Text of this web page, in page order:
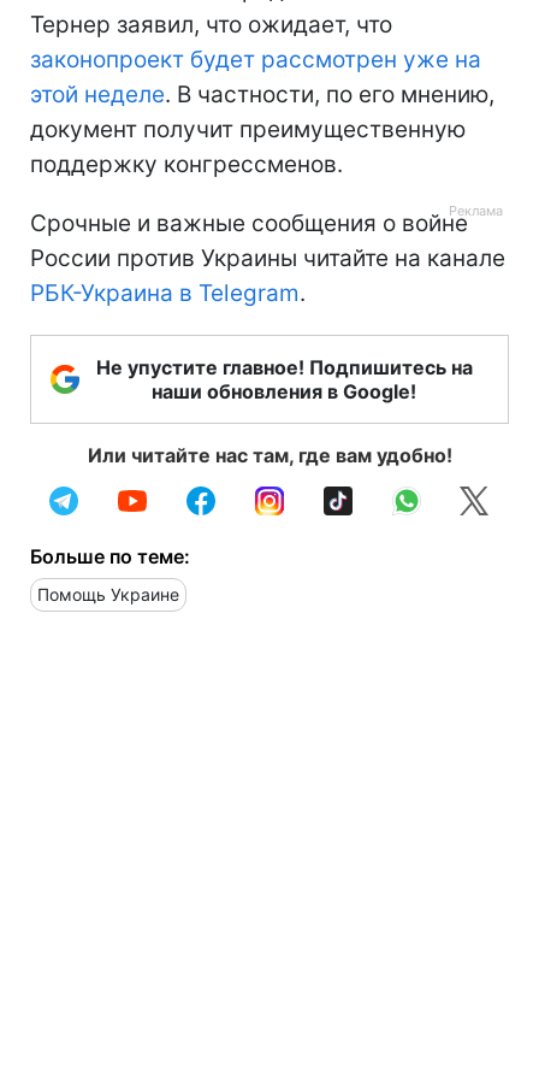
Тернер заявил, что ожидает, что
законопроект будет рассмотрен уже на
этой неделе. В частности, по его мнению,
документ получит преимущественную
поддержку конгрессменов.
Срочные и важные сообщения о войне
России против Украины читайте на канале
РБК-Украина в Telegram.
Не упустите главное! Подпишитесь на
наши обновления в Google!
Или читайте нас там, где вам удобно!
Больше по теме:
Помощь Украине